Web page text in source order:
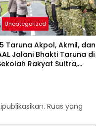
Uncategorized
Taruna Akpol, Akmil, dan
Jalani Bhakti Taruna di
Rakyat Sultra,
Ruas yang